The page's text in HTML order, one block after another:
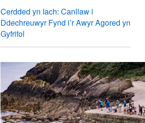
Cerdded yn Iach: Canllaw i
Ddechreuwyr Fynd i’r Awyr Agored yn
Gyfrifol